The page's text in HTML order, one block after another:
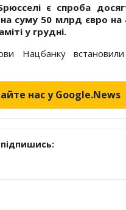
є спроба
на суму 50 млрд євро
у грудні.
Нацбанку
нас у Google.News
підпишись: